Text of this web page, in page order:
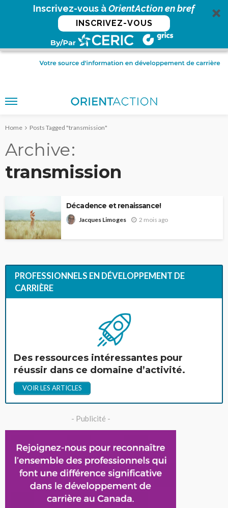
Inscrivez-vous àOrientAction en bref
INSCRIVEZ-VOUS
Home Posts Tagged "transmission"
Archive
transmission
Décadence et renaissance!
Jacques Limoges 2 mois ago
PROFESSIONNELS EN DÉVELOPPEMENT DE
CARRIÈRE
Des ressources intéressantes pour
réussir dans ce domaine d’activité.
VOIR LES ARTICLES
- Publicité -